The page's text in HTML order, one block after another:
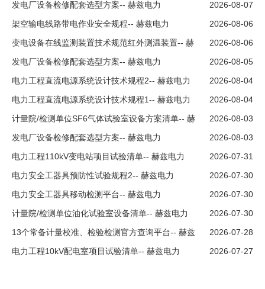
2026-08-07
发电厂设备检修配套选型方案-- 赫兹电力
2026-08-06
架空输电线路带电作业安全规程-- 赫兹电力
2026-08-06
变电设备在线监测装置技术规范红外测温装置-- 赫
兹电力
2026-08-05
发电厂设备检修配套选型方案-- 赫兹电力
2026-08-04
电力工程直流电源系统设计技术规程2-- 赫兹电力
2026-08-04
电力工程直流电源系统设计技术规程1-- 赫兹电力
2026-08-03
计量院/检测单位SF6气体试验室设备方案清单-- 赫
兹电力
2026-08-03
发电厂设备检修配套选型方案-- 赫兹电力
2026-07-31
电力工程110kV变电站项目试验清单-- 赫兹电力
2026-07-30
电力安全工器具预防性试验规程2-- 赫兹电力
2026-07-30
电力安全工器具移动检测平台-- 赫兹电力
2026-07-30
计量院/检测单位油化试验室设备清单-- 赫兹电力
2026-07-28
13个常备计量校准、检验检测官方查询平台-- 赫兹
电力
2026-07-27
电力工程10kV配电室项目试验清单-- 赫兹电力